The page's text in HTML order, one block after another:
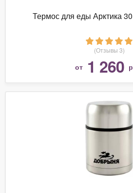
Термос для еды Арктика
(Отзывы 3)
от 1 260